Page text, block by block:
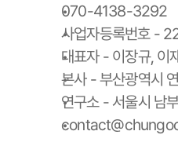
070-4138-3292
사업자등록번호 -
대표자 - 이장규, 이
본사 - 부산광역시
연구소 - 서울시 남